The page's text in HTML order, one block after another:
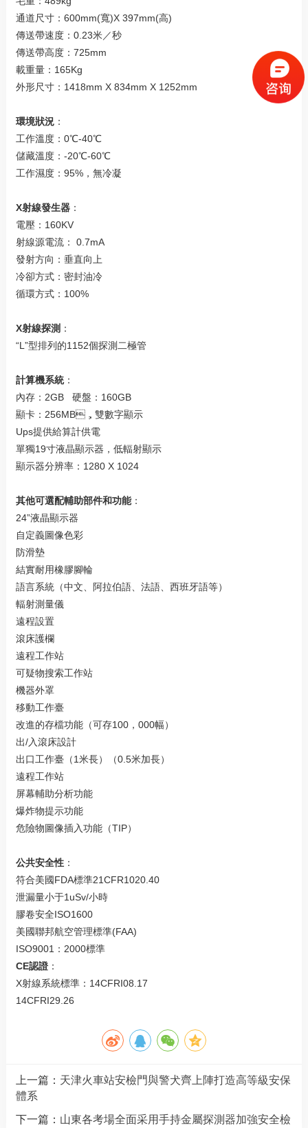
通道尺寸：600mm(寬)X 397mm(高)
傳送帶速度：0.23米／秒
傳送帶高度：725mm
載重量：165Kg
外形尺寸：1418mm X 834mm X 1252mm
環境狀況 ：
工作溫度：0℃-40℃
儲藏溫度：-20℃-60℃
工作濕度：95%，無冷凝
X射線發生器 ：
電壓：160KV
射線源電流： 0.7mA
發射方向：垂直向上
冷卻方式：密封油冷
循環方式：100%
X射線探測 ：
“L”型排列的1152個探測二極管
計算機系統：
內存：2GB 硬盤：160GB
顯卡：256MB，雙數字顯示
Ups提供給算計供電
單獨19寸液晶顯示器，低輻射顯示
顯示器分辨率：1280 X 1024
其他可選配輔助部件和功能：
24”液晶顯示器
自定義圖像色彩
防滑墊
結實耐用橡膠腳輪
語言系統（中文、阿拉伯語、法語、西班牙語等）
輻射測量儀
遠程設置
滾床護欄
遠程工作站
可疑物搜索工作站
機器外罩
移動工作臺
改進的存檔功能（可存100，000幅）
出/入滾床設計
出口工作臺（1米長）（0.5米加長）
遠程工作站
屏幕輔助分析功能
爆炸物提示功能
危險物圖像插入功能（TIP）
公共安全性 ：
符合美國FDA標準21CFR1020.40
泄漏量小于1uSv/小時
膠卷安全ISO1600
美國聯邦航空管理標準(FAA)
ISO9001：2000標準
CE認證 ：
X射線系統標準：14CFRI08.17
14CFRI29.26
上一篇： 天津火車站安檢門與警犬齊上陣打造高等級安保
體系
下一篇： 山東各考場全面采用手持金屬探測器加強安全檢